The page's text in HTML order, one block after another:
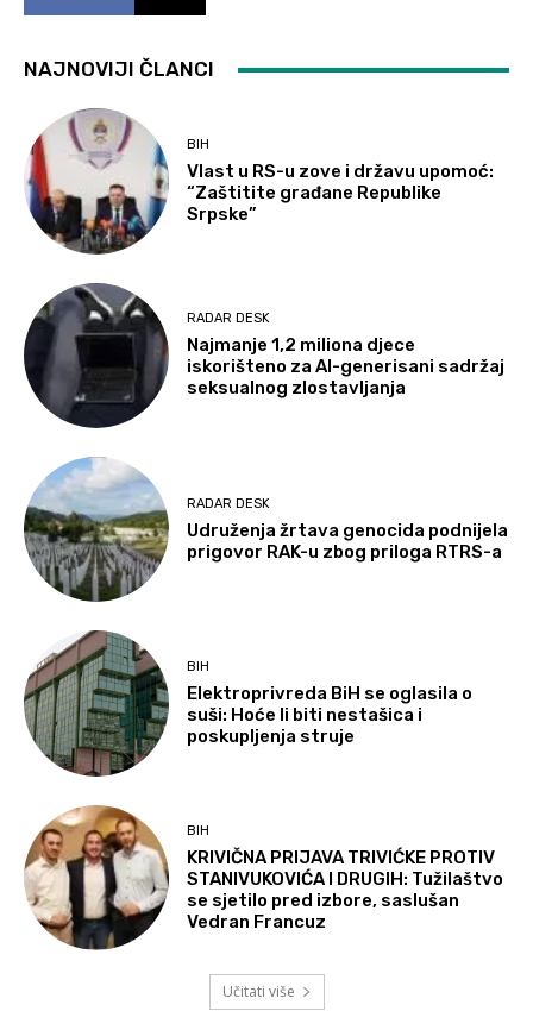
NAJNOVIJI ČLANCI
BIH
Vlast u RS-u zove i državu upomoć:
“Zaštitite građane Republike
Srpske”
RADAR DESK
Najmanje 1,2 miliona djece
iskorišteno za AI-generisani sadržaj
seksualnog zlostavljanja
RADAR DESK
Udruženja žrtava genocida podnijela
prigovor RAK-u zbog priloga RTRS-a
BIH
Elektroprivreda BiH se oglasila o
suši: Hoće li biti nestašica i
poskupljenja struje
BIH
KRIVIČNA PRIJAVA TRIVIĆKE PROTIV
STANIVUKOVIĆA I DRUGIH: Tužilaštvo
se sjetilo pred izbore, saslušan
Vedran Francuz
Učitati više